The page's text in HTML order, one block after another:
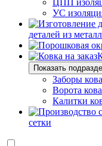
ЦПП
УС
деталей из
Показать
Заборы
Ворота
Калитки
сетки